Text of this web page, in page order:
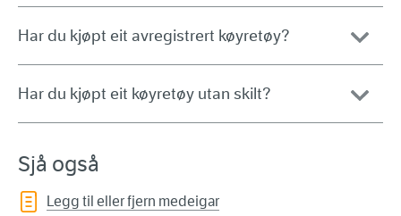
Har du kjøpt eit avregistrert køyretøy?
Har du kjøpt eit køyretøy utan skilt?
Sjå også
Legg til eller fjern medeigar